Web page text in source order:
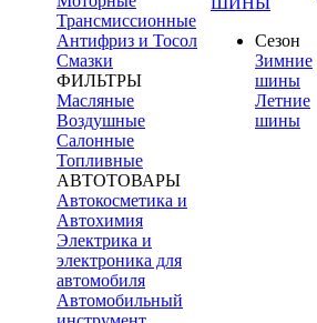
Трансмиссионные
Антифриз и Тосол
Смазки
ФИЛЬТРЫ
Масляные
Воздушные
Салонные
Топливные
АВТОТОВАРЫ
Автокосметика и
Автохимия
Электрика и
электроника для
автомобиля
Автомобильный
Сезон
Зимние
шины
Летние
шины